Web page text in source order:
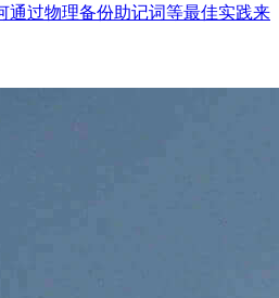
通过物理备份助记词等最佳实践来